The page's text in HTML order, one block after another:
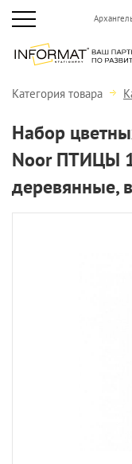
Категория товара
Набор
Noor ПТИЦЫ
деревянные,